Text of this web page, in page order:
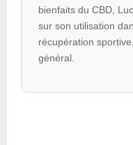
bienfaits du CBD,
sur son utilisation
récupération
général.